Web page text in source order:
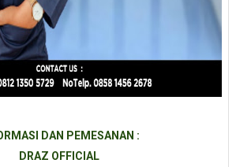
DAN PEMESANAN :
DRAZ OFFICIAL